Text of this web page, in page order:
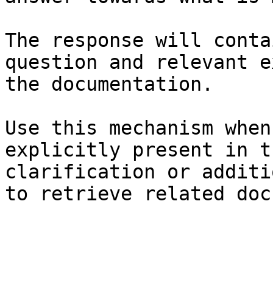
The response will
question and relevant
the documentation.
Use this mechanism
explicitly present in
clarification or